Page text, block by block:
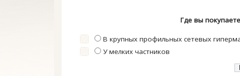
Где вы
В крупных профильных сетевых
У мелких частников